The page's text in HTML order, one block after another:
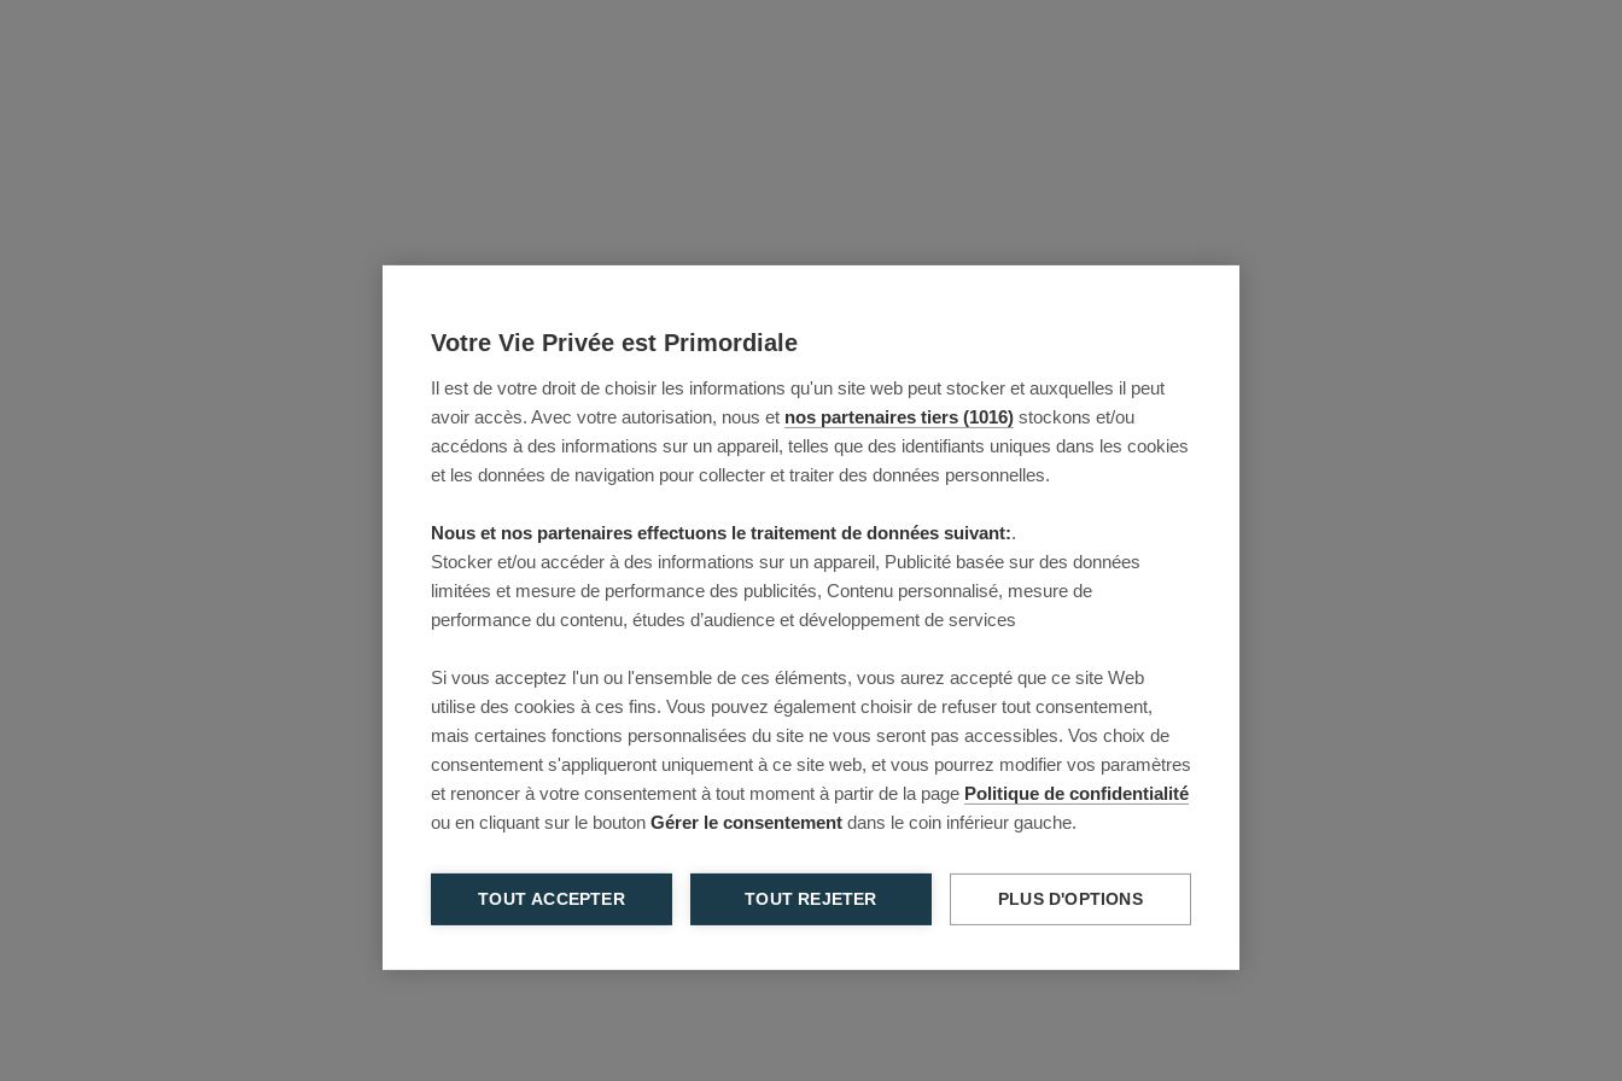
Votre Vie Privée est Primordiale
Il est de votre droit de choisir les informations qu'un site web peut stocker et auxquelles il peut
avoir accès. Avec votre autorisation, nous et nos partenaires tiers (1016) stockons et/ou
accédons à des informations sur un appareil, telles que des identifiants uniques dans les cookies
et les données de navigation pour collecter et traiter des données personnelles.
Nous et nos partenaires effectuons le traitement de données suivant:.
Stocker et/ou accéder à des informations sur un appareil, Publicité basée sur des données
limitées et mesure de performance des publicités, Contenu personnalisé, mesure de
performance du contenu, études d’audience et développement de services
Si vous acceptez l'un ou l'ensemble de ces éléments, vous aurez accepté que ce site Web
utilise des cookies à ces fins. Vous pouvez également choisir de refuser tout consentement,
mais certaines fonctions personnalisées du site ne vous seront pas accessibles. Vos choix de
consentement s'appliqueront uniquement à ce site web, et vous pourrez modifier vos paramètres
et renoncer à votre consentement à tout moment à partir de la page Politique de confidentialité
ou en cliquant sur le bouton Gérer le consentement dans le coin inférieur gauche.
TOUT ACCEPTER TOUT REJETER PLUS D'OPTIONS
This page couldn’t load
Reload to try again, or go back.
Reload Back